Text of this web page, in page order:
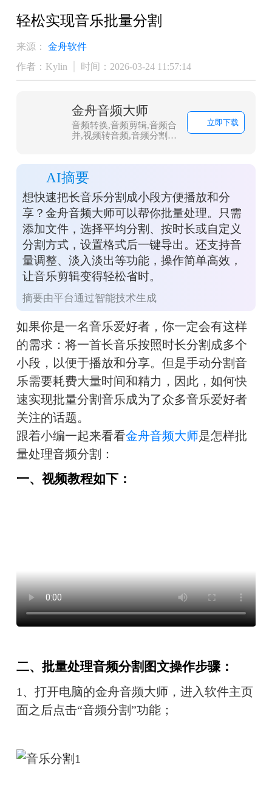
轻松实现音乐批量分割
来源：
金舟软件
作者：Kylin
时间：2026-03-24 11:57:14
金舟音频大师
音频转换,音频剪辑,音频合
并,视频转音频,音频分割,
立即下载
AI摘要
想快速把长音乐分割成小段方便播放和分
享？金舟音频大师可以帮你批量处理。只需
添加文件，选择平均分割、按时长或自定义
分割方式，设置格式后一键导出。还支持音
量调整、淡入淡出等功能，操作简单高效，
让音乐剪辑变得轻松省时。
摘要由平台通过智能技术生成
如果你是一名音乐爱好者，你一定会有这样
的需求：将一首长音乐按照时长分割成多个
小段，以便于播放和分享。但是手动分割音
乐需要耗费大量时间和精力，因此，如何快
速实现批量分割音乐成为了众多音乐爱好者
关注的话题。
跟着小编一起来看看金舟音频大师是怎样批
量处理音频分割：
一、视频教程如下：
二、批量处理音频分割图文操作步骤：
1、 打开电脑的金舟音频大师，进入软件主页
面之后点击“音频分割”功能；